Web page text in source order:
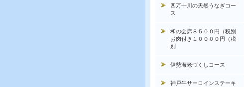
四万十川の天然うなぎコー
ス
和の会席８５００円（税別
お肉付き１００００円（税
別
伊勢海老づくしコース
神戸牛サーロインステーキ